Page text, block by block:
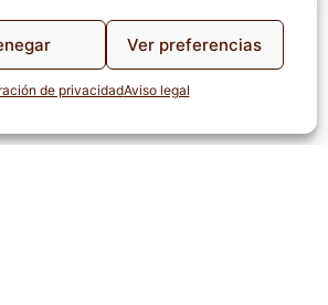
Ver preferencias
de privacidadAviso legal